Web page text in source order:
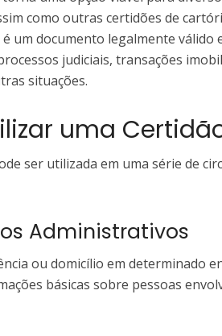
como outras certidões de
um documento legalmente válido
judiciais, transações
situações.
uma
ser utilizada em uma série de
Administrativos
ou domicílio em determinado
básicas sobre pessoas